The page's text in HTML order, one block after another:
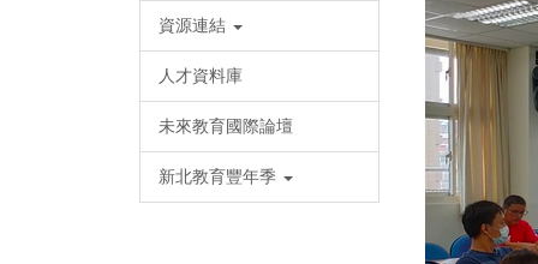
資源連結
人才資料庫
未來教育國際論壇
新北教育豐年季